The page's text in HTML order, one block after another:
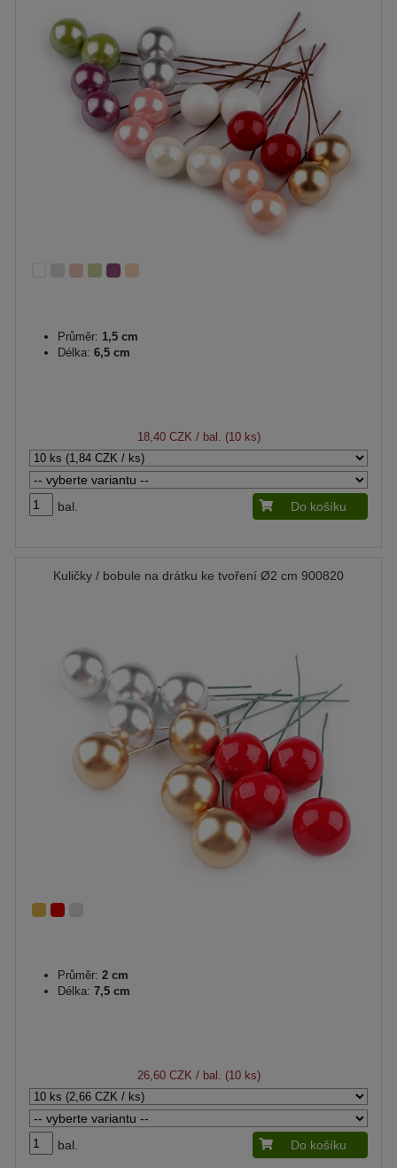
Průměr: 1,5 cm
Délka: 6,5 cm
18,40 CZK / bal. (10 ks)
bal. Do košíku
Kuličky / bobule na drátku ke tvoření Ø2 cm 900820
Průměr: 2 cm
Délka: 7,5 cm
26,60 CZK / bal. (10 ks)
bal. Do košíku